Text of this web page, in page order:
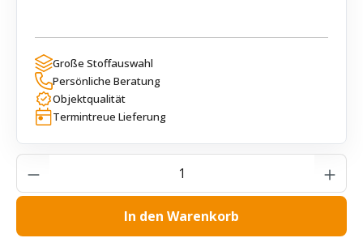
Große Stoffauswahl
Persönliche Beratung
Objektqualität
Termintreue Lieferung
Produkt Anzahl: Gib den gewünschten
In den Warenkorb